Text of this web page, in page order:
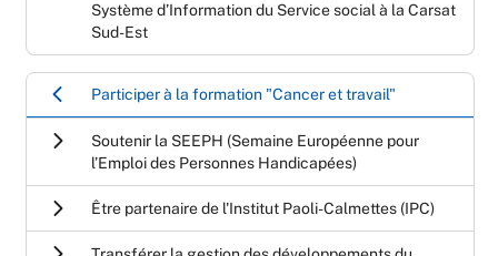
Système d’Information du Service social à la Carsat
Sud-Est
Participer à la formation "Cancer et travail"
Soutenir la SEEPH (Semaine Européenne pour
l’Emploi des Personnes Handicapées)
Être partenaire de l'Institut Paoli-Calmettes (IPC)